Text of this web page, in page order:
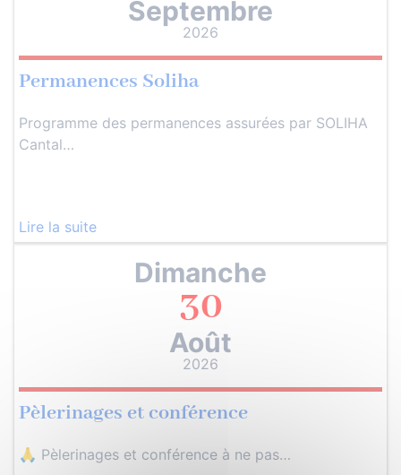
Septembre
2026
Permanences Soliha
Programme des permanences assurées par SOLIHA
Cantal…
Lire la suite
Dimanche
30
Août
2026
Pèlerinages et conférence
🙏 Pèlerinages et conférence à ne pas…